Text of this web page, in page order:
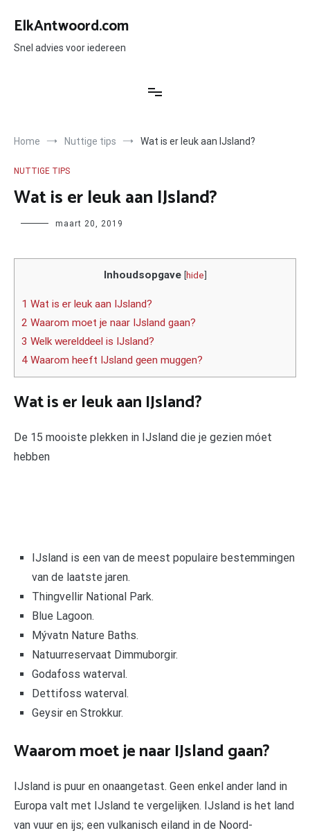
naar
inhoud
ElkAntwoord.com
Snel advies voor iedereen
Home Nuttige tips Wat is er leuk aan IJsland?
NUTTIGE TIPS
Wat is er leuk aan IJsland?
Author maart 20, 2019
Inhoudsopgave [hide]
1 Wat is er leuk aan IJsland?
2 Waarom moet je naar IJsland gaan?
3 Welk werelddeel is IJsland?
4 Waarom heeft IJsland geen muggen?
Wat is er leuk aan IJsland?
De 15 mooiste plekken in IJsland die je gezien móet
hebben
IJsland is een van de meest populaire bestemmingen
van de laatste jaren.
Thingvellir National Park.
Blue Lagoon.
Mývatn Nature Baths.
Natuurreservaat Dimmuborgir.
Godafoss waterval.
Dettifoss waterval.
Geysir en Strokkur.
Waarom moet je naar IJsland gaan?
IJsland is puur en onaangetast. Geen enkel ander land in
Europa valt met IJsland te vergelijken. IJsland is het land
van vuur en ijs; een vulkanisch eiland in de Noord-